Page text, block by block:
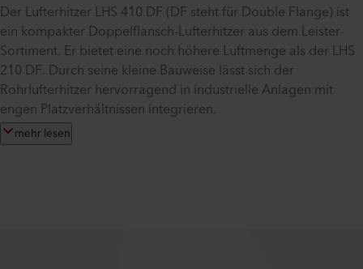
Der Lufterhitzer LHS 410 DF (DF steht für Double Flange) ist
ein kompakter Doppelflansch-Lufterhitzer aus dem Leister-
Sortiment. Er bietet eine noch höhere Luftmenge als der LHS
210 DF. Durch seine kleine Bauweise lässt sich der
Rohrlufterhitzer hervorragend in industrielle Anlagen mit
engen Platzverhältnissen integrieren.
mehr lesen